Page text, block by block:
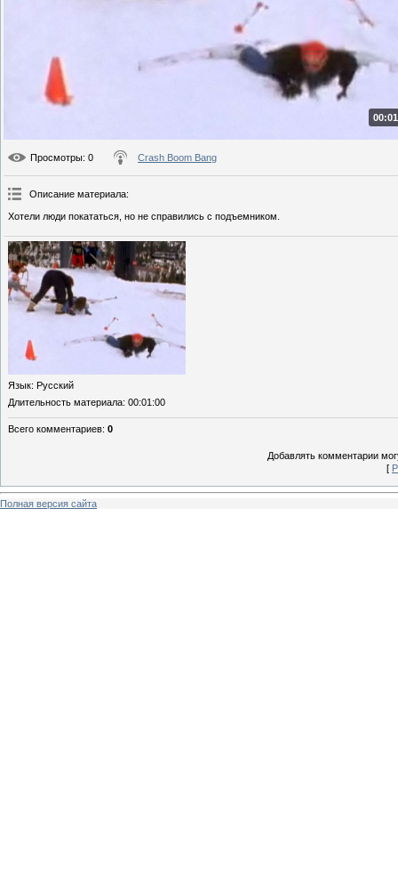
Просмотры: 0 Crash Boom Bang
Описание материала:
Хотели люди покататься, но не справились с подъемником.
Язык: Русский
Длительность материала: 00:01:00
Всего комментариев: 0
Добавлять комментарии
[
Полная версия сайта